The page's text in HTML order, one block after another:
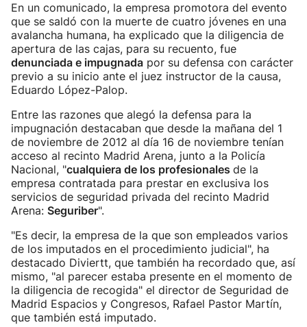
En un comunicado, la empresa promotora del evento
que se saldó con la muerte de cuatro jóvenes en una
avalancha humana, ha explicado que la diligencia de
apertura de las cajas, para su recuento, fue
denunciada e impugnada por su defensa con carácter
previo a su inicio ante el juez instructor de la causa,
Eduardo López-Palop.
Entre las razones que alegó la defensa para la
impugnación destacaban que desde la mañana del 1
de noviembre de 2012 al día 16 de noviembre tenían
acceso al recinto Madrid Arena, junto a la Policía
Nacional, "cualquiera de los profesionales de la
empresa contratada para prestar en exclusiva los
servicios de seguridad privada del recinto Madrid
Arena: Seguriber".
"Es decir, la empresa de la que son empleados varios
de los imputados en el procedimiento judicial", ha
destacado Diviertt, que también ha recordado que, así
mismo, "al parecer estaba presente en el momento de
la diligencia de recogida" el director de Seguridad de
Madrid Espacios y Congresos, Rafael Pastor Martín,
que también está imputado.